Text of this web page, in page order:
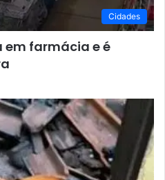
Cidades
em farmácia e é